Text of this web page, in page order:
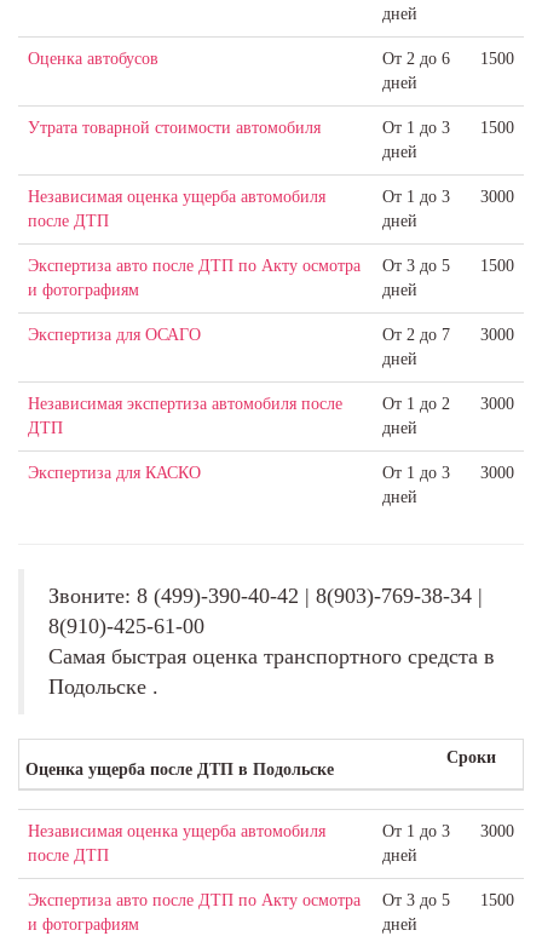
дней
Оценка автобусов
От 2 до 6
дней
1500
Утрата товарной стоимости автомобиля
От 1 до 3
дней
1500
Независимая оценка ущерба автомобиля
после ДТП
От 1 до 3
дней
3000
Экспертиза авто после ДТП по Акту осмотра
и фотографиям
От 3 до 5
дней
1500
Экспертиза для ОСАГО
От 2 до 7
дней
3000
Независимая экспертиза автомобиля после
ДТП
От 1 до 2
дней
3000
Экспертиза для КАСКО
От 1 до 3
дней
3000
Звоните: 8 (499)-390-40-42 | 8(903)-769-38-34 |
8(910)-425-61-00
Самая быстрая оценка транспортного средста в
Подольске .
Оценка ущерба после ДТП в Подольске
Сроки
Независимая оценка ущерба автомобиля
после ДТП
От 1 до 3
дней
3000
Экспертиза авто после ДТП по Акту осмотра
и фотографиям
От 3 до 5
дней
1500